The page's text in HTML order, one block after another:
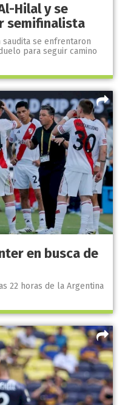
Hilal y se
semifinalista
se enfrentaron
para seguir camino
en busca de
22 horas de la Argentina